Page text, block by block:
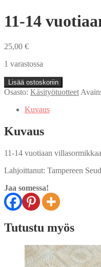
11-14
25,00 €
1 varastossa
11-
14
villasormikkaat
Lisää ostoskoriin
Osasto: Käsityötuotteet
Kuvaus
Kuvaus
11-14 vuotiaan
Lahjoittanut: Tampereen
Jaa somessa!
Tutustu myös